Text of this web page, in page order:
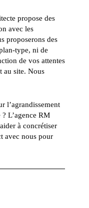
propose des
avec les
proposerons des
type, ni de
de vos attentes
au site. Nous
l’agrandissement
L’agence RM
à concrétiser
avec nous pour